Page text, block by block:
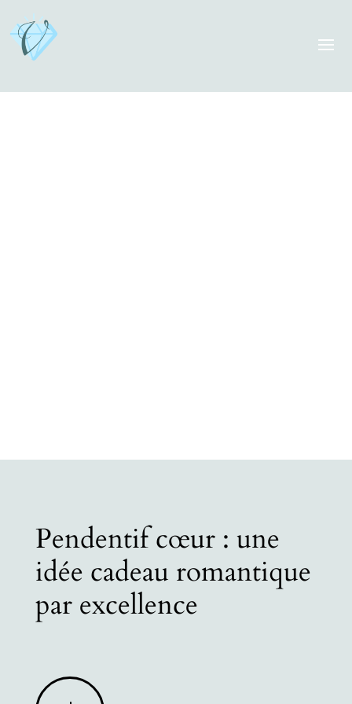
Pendentif cœur : une
idée cadeau romantique
par excellence